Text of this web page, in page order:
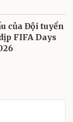
của Đội tuyển
FIFA Days